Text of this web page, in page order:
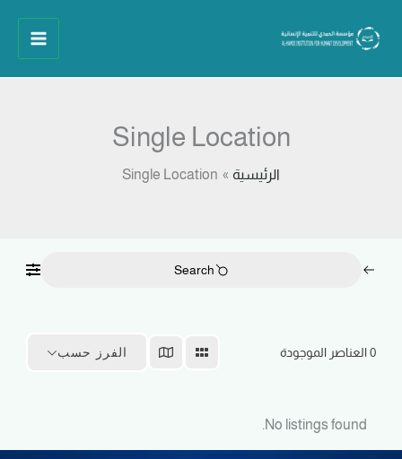
Single Location
الرئيسية Single Location
Search
0العناصر الموجودة الفرز حسب
No listings found.